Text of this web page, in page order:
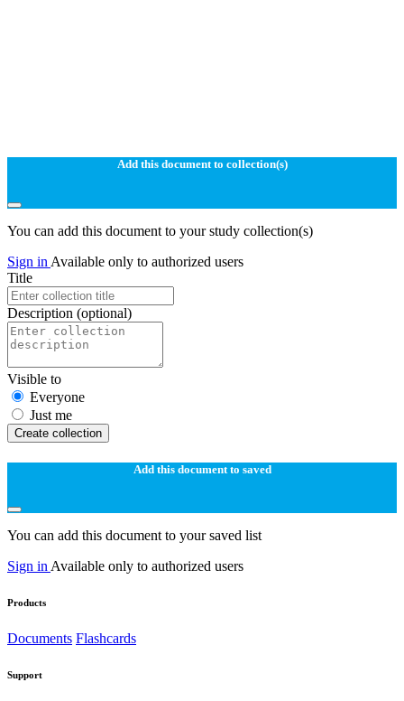
Add this document to collection(s)
You can add this document to your study collection(s)
Sign in Available only to authorized users
Title
Description (optional)
Visible to
Everyone
Just me
Create collection
Add this document to saved
You can add this document to your saved list
Sign in Available only to authorized users
Products
Documents Flashcards
Support